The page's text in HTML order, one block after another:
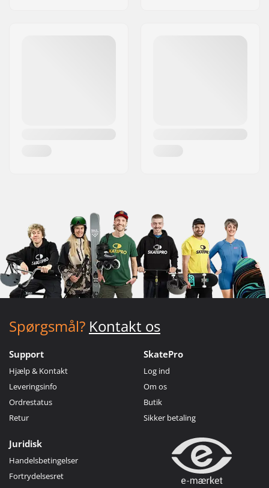
Spørgsmål? Kontakt os
Support
Hjælp & Kontakt
Leveringsinfo
Ordrestatus
Retur
SkatePro
Log ind
Om os
Butik
Sikker betaling
Juridisk
Handelsbetingelser
Fortrydelsesret